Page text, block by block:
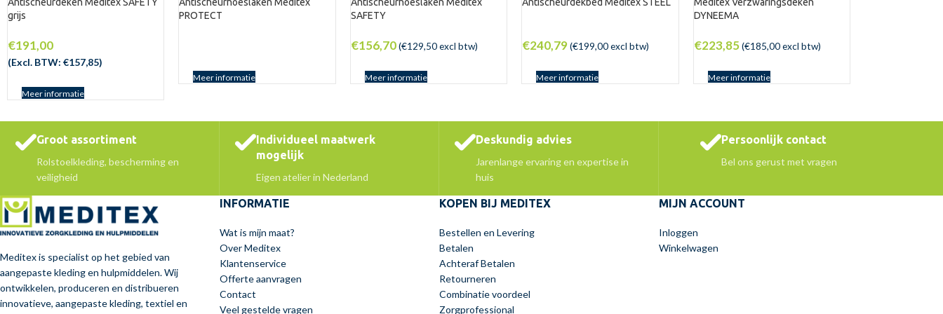
grijs
€191,00
(Excl. BTW: €157,85)
Meer informatie
PROTECT
Meer informatie
SAFETY
€156,70 (€129,50excl btw)
Meer informatie
€240,79(€199,00excl btw)
Meer informatie
DYNEEMA
€223,85 (€185,00excl btw)
Meer informatie
Groot assortiment
Rolstoelkleding, bescherming en
veiligheid
Individueel maatwerk
mogelijk
Eigen atelier in Nederland
Deskundig advies
Jarenlange ervaring en expertise in
huis
Persoonlijk contact
Bel ons gerust met vragen
Meditex is specialist op het gebied van
aangepaste kleding en hulpmiddelen. Wij
ontwikkelen, produceren en distribueren
innovatieve, aangepaste kleding, textiel en
INFORMATIE
Wat is mijn maat?
Over Meditex
Klantenservice
Offerte aanvragen
Contact
Veel gestelde vragen
KOPEN BIJ MEDITEX
Bestellen en Levering
Betalen
Achteraf Betalen
Retourneren
Combinatie voordeel
Zorgprofessional
MIJN ACCOUNT
Inloggen
Winkelwagen